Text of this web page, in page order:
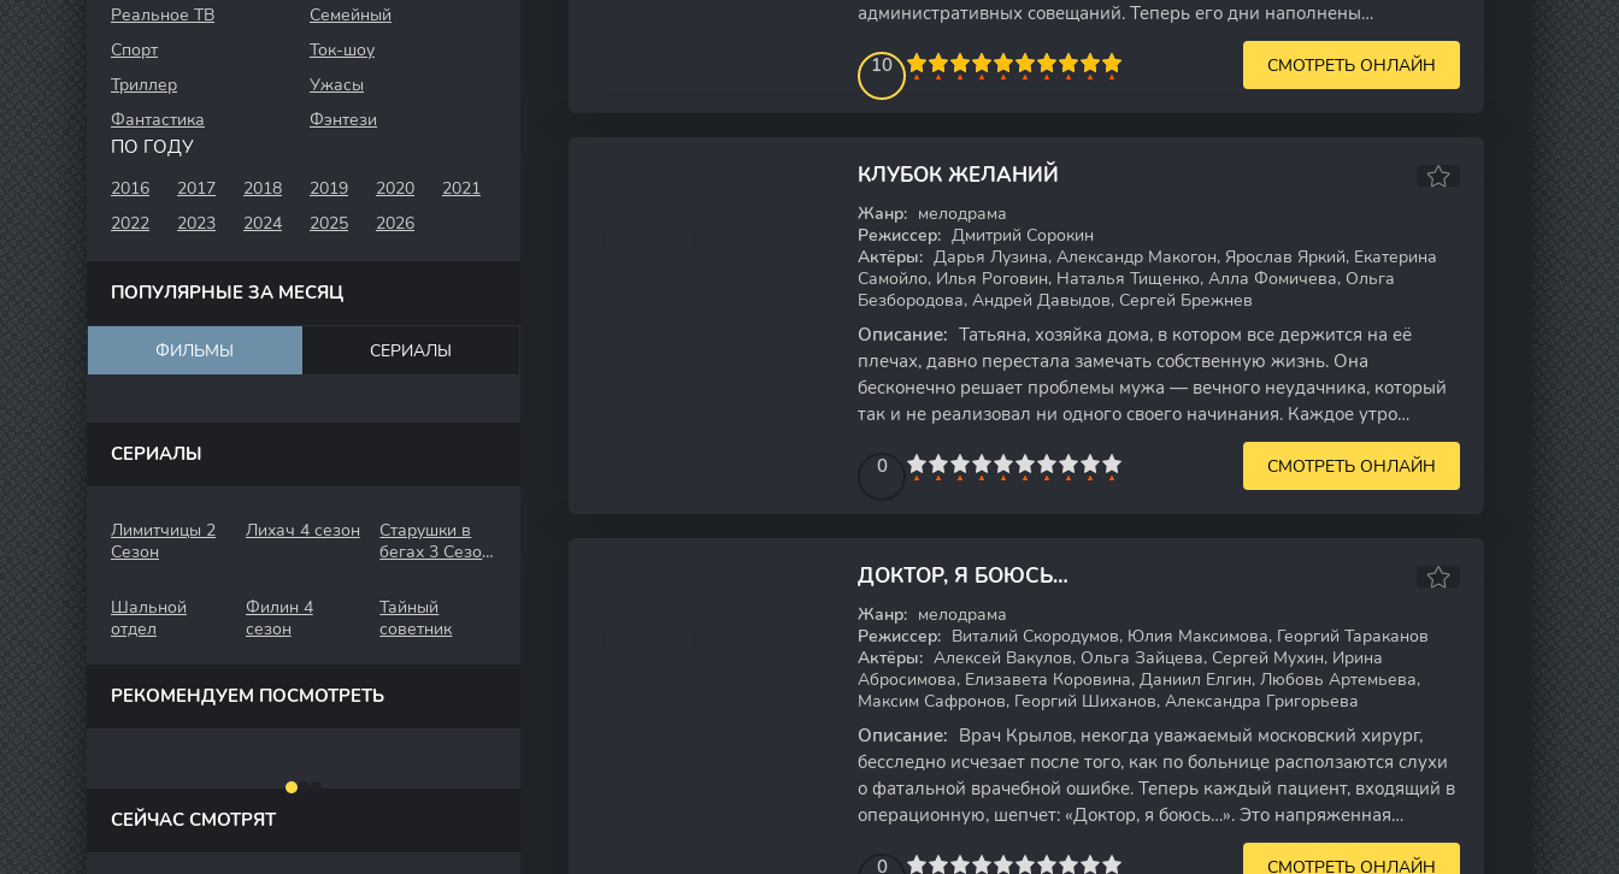
административных совещаний. Теперь его дни наполнены
неожиданными приключениями, новыми знакомствами и
10
4 5 6 7 8 9 10 СМОТРЕТЬ ОНЛАЙН
КЛУБОК ЖЕЛАНИЙ
Жанр: мелодрама
Режиссер: Дмитрий Сорокин
Актёры: Дарья Лузина, Александр Макогон, Ярослав Яркий, Екатерина
Самойло, Илья Роговин, Наталья Тищенко, Алла Фомичева, Ольга
Безбородова, Андрей Давыдов, Сергей Брежнев
Описание: Татьяна, хозяйка дома, в котором все держится на её
плечах, давно перестала замечать собственную жизнь. Она
бесконечно решает проблемы мужа — вечного неудачника, который
так и не реализовал ни одного своего начинания. Каждое утро
0
5 7 8 9 10 СМОТРЕТЬ ОНЛАЙН
ДОКТОР, Я БОЮСЬ…
Жанр: мелодрама
Режиссер: Виталий Скородумов, Юлия Максимова, Георгий Тараканов
Актёры: Алексей Вакулов, Ольга Зайцева, Сергей Мухин, Ирина
Абросимова, Елизавета Коровина, Даниил Елгин, Любовь Артемьева,
Максим Сафронов, Георгий Шиханов, Александра Григорьева
Описание: Врач Крылов, некогда уважаемый московский хирург,
бесследно исчезает после того, как по больнице расползаются слухи
о фатальной врачебной ошибке. Теперь каждый пациент, входящий в
операционную, шепчет: «Доктор, я боюсь…». Это напряженная
0
5 7 8 9 10 СМОТРЕТЬ ОНЛАЙН
Реальное ТВ
Семейный
Спорт
Ток-шоу
Триллер
Ужасы
Фантастика
Фэнтези
ПО ГОДУ
2016 2017 2018 2019 2020
2021
2022
2023 2024 2025 2026
ПОПУЛЯРНЫЕ ЗА МЕСЯЦ
ФИЛЬМЫ СЕРИАЛЫ
СЕРИАЛЫ
Лимитчицы 2
Сезон
Лихач 4 сезон
Старушки в
бегах 3 Сезон.
Каникулы
Шальной
отдел
Филин 4
сезон
Тайный
советник
РЕКОМЕНДУЕМ ПОСМОТРЕТЬ
СЕЙЧАС СМОТРЯТ